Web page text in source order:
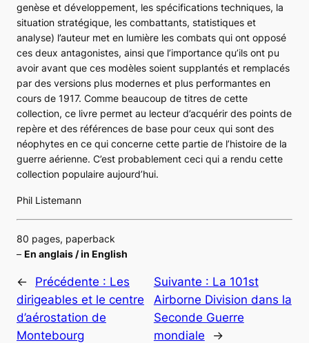
genèse et développement, les spécifications techniques, la
situation stratégique, les combattants, statistiques et
analyse) l’auteur met en lumière les combats qui ont opposé
ces deux antagonistes, ainsi que l’importance qu’ils ont pu
avoir avant que ces modèles soient supplantés et remplacés
par des versions plus modernes et plus performantes en
cours de 1917. Comme beaucoup de titres de cette
collection, ce livre permet au lecteur d’acquérir des points de
repère et des références de base pour ceux qui sont des
néophytes en ce qui concerne cette partie de l’histoire de la
guerre aérienne. C’est probablement ceci qui a rendu cette
collection populaire aujourd’hui.
Phil Listemann
80 pages, paperback
– En anglais / in English
← Précédente : Les
dirigeables et le centre
d’aérostation de
Montebourg
Suivante : La 101st
Airborne Division dans la
Seconde Guerre
mondiale
→